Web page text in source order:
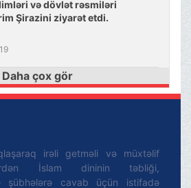
və dövlət rəsmiləri
Şirazini ziyarət etdi.
Daha çox gör
irəli getməli və müxtəlif
İslam dininin təbliği,
şübhələrə cavab üçün istifadə